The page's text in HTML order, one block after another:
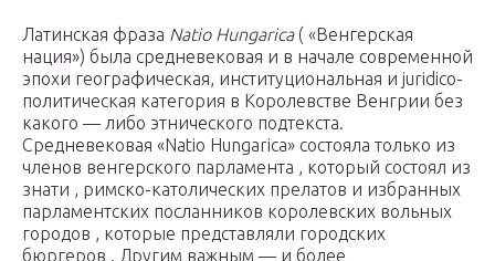
Латинская фраза Natio Hungarica( «Венгерская
нация») была средневековая и в начале современной
эпохи географическая, институциональная и juridico-
политическая категория в Королевстве Венгрии без
какого — либо этнического подтекста.
Средневековая «Natio Hungarica» состояла только из
членов венгерского парламента , который состоял из
знати , римско-католических прелатов и избранных
парламентских посланников королевских вольных
городов , которые представляли городских
бюргеров . Другим важным — и более